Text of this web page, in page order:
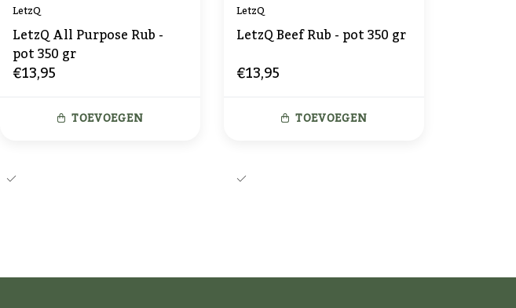
LetzQ
LetzQ All Purpose Rub -
pot 350 gr
€13,95
TOEVOEGEN
LetzQ
LetzQ Beef Rub - pot 350 gr
€13,95
TOEVOEGEN